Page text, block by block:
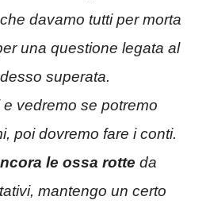
davamo tutti per morta
una questione legata al
superata.
vedremo se potremo
poi dovremo fare i conti.
le ossa rotte da
mantengo un certo